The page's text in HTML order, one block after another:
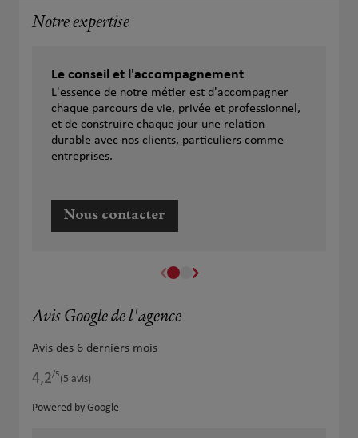
Notre expertise
Le conseil et l'accompagnement
L'essence de notre métier est d'accompagner
chaque parcours de vie, privée et professionnel,
et de construire chaque jour une relation
durable avec nos clients, particuliers comme
entreprises.
Nous contacter
Avis Google de l'agence
Avis des 6 derniers mois
4,2/5Note de 4.2 sur 5
(5 avis)
Powered by Google